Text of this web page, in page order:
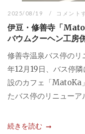
2025/08/19 コメント
伊豆・修善寺「
バウムクーヘン工房
修善寺温泉バス停の
年12月19日、バス停
設のカフェ「MatoKa
たバス停のリニュー
続きを読む